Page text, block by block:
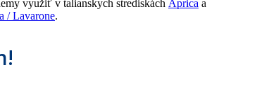
využiť v talianskych strediskách Aprica a
/ Lavarone.